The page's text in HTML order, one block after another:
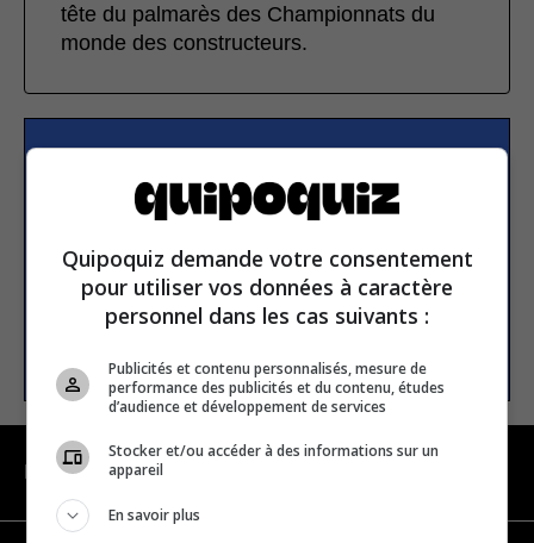
tête du palmarès des Championnats du
monde des constructeurs.
E-mail
NAVIGATION
Quipoquiz demande votre consentement
pour utiliser vos données à caractère
personnel dans les cas suivants :
Publicités et contenu personnalisés, mesure de
performance des publicités et du contenu, études
d’audience et développement de services
Stocker et/ou accéder à des informations sur un
appareil
En savoir plus